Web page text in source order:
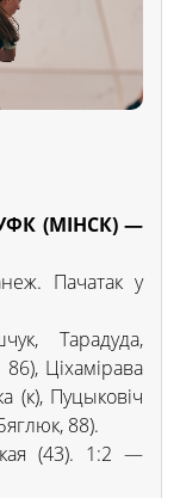
(МІНСК) —
Пачатак у
Тарадуда,
Ціхамірава
(к), Пуцыковіч
88).
(43). 1:2 —